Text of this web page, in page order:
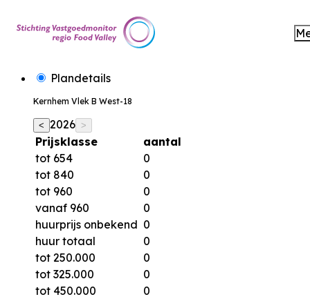
Plandetails
Kernhem Vlek B West-18
< 2026 >
Prijsklasse
aantal
tot 654
0
tot 840
0
tot 960
0
vanaf 960
0
huurprijs onbekend 0
huur totaal
0
tot 250.000
0
tot 325.000
0
tot 450.000
0